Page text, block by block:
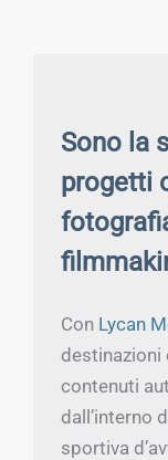
Sono la
progetti
Con Lycan
contenuti
dall’interno
sportiva